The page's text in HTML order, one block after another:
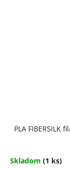
PLA
Skladom (1 ks)